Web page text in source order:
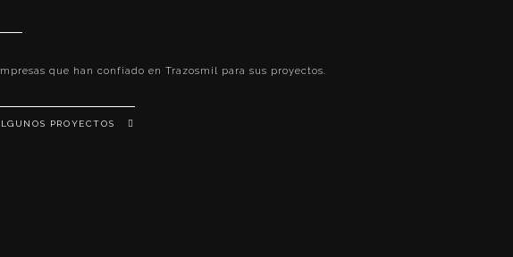
que han confiado en Trazosmil para sus proyectos.
PROYECTOS